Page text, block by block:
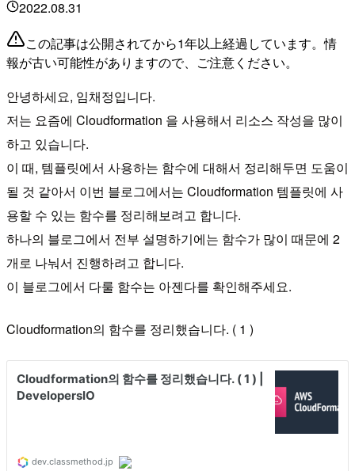
2022.08.31
この記事は公開されてから1年以上経過しています。情
報が古い可能性がありますので、ご注意ください。
안녕하세요, 임채정입니다.
저는 요즘에 Cloudformation 을 사용해서 리소스 작성을 많이
하고 있습니다.
이 때, 템플릿에서 사용하는 함수에 대해서 정리해두면 도움이
될 것 같아서 이번 블로그에서는 Cloudformation 템플릿에 사
용할 수 있는 함수를 정리해보려고 합니다.
하나의 블로그에서 전부 설명하기에는 함수가 많이 때문에 2
개로 나눠서 진행하려고 합니다.
이 블로그에서 다룰 함수는 아젠다를 확인해주세요.
Cloudformation의 함수를 정리했습니다. ( 1 )